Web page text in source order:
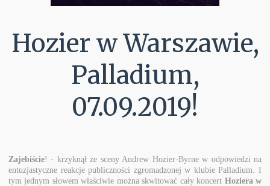
Hozier w Warszawie,
Palladium,
07.09.2019!
Zajebiście! - krzyknął ze sceny Andrew Hozier-Byrne w odpowiedzi na
entuzjastyczne reakcje publiczności zgromadzonej w klubie Palladium. I
tym jednym słowem właściwie można skwitować cały koncert Hoziera w